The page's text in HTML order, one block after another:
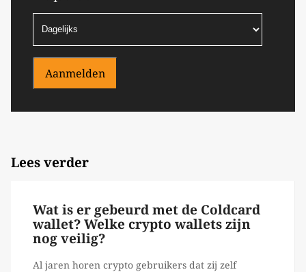
Aanmelden
Lees verder
Wat is er gebeurd met de Coldcard
wallet? Welke crypto wallets zijn
nog veilig?
Al jaren horen crypto gebruikers dat zij zelf